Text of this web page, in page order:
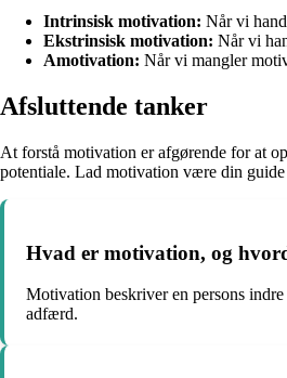
Intrinsisk motivation: Når vi
Ekstrinsisk motivation: Når vi
Amotivation: Når vi mangler
Afsluttende tanker
At forstå motivation er afgørende for at
potentiale. Lad motivation være din
Hvad er motivation, og
Motivation beskriver en persons
adfærd.